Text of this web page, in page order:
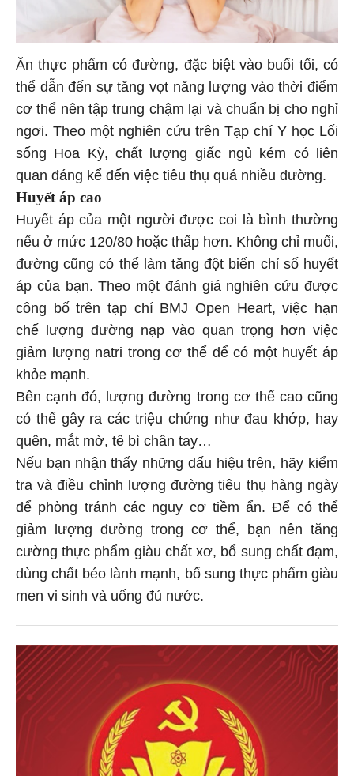
Ăn thực phẩm có đường, đặc biệt vào buổi tối, có
thể dẫn đến sự tăng vọt năng lượng vào thời điểm
cơ thể nên tập trung chậm lại và chuẩn bị cho nghỉ
ngơi. Theo một nghiên cứu trên Tạp chí Y học Lối
sống Hoa Kỳ, chất lượng giấc ngủ kém có liên
quan đáng kể đến việc tiêu thụ quá nhiều đường.
Huyết áp cao
Huyết áp của một người được coi là bình thường
nếu ở mức 120/80 hoặc thấp hơn. Không chỉ muối,
đường cũng có thể làm tăng đột biến chỉ số huyết
áp của bạn. Theo một đánh giá nghiên cứu được
công bố trên tạp chí BMJ Open Heart, việc hạn
chế lượng đường nạp vào quan trọng hơn việc
giảm lượng natri trong cơ thể để có một huyết áp
khỏe mạnh.
Bên cạnh đó, lượng đường trong cơ thể cao cũng
có thể gây ra các triệu chứng như đau khớp, hay
quên, mắt mờ, tê bì chân tay…
Nếu bạn nhận thấy những dấu hiệu trên, hãy kiểm
tra và điều chỉnh lượng đường tiêu thụ hàng ngày
để phòng tránh các nguy cơ tiềm ẩn. Để có thể
giảm lượng đường trong cơ thể, bạn nên tăng
cường thực phẩm giàu chất xơ, bổ sung chất đạm,
dùng chất béo lành mạnh, bổ sung thực phẩm giàu
men vi sinh và uống đủ nước.